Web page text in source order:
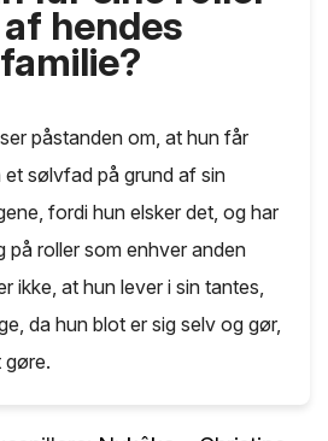
hendes
påstanden om, at hun får
sølvfad på grund af sin
fordi hun elsker det, og har
på roller som enhver anden
ikke, at hun lever i sin tantes,
da hun blot er sig selv og gør,
gøre.